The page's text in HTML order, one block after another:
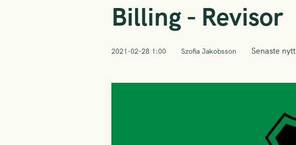
Billing - Revisor
2021-02-28 1:00 Szofia Jakobsson Senaste nytt